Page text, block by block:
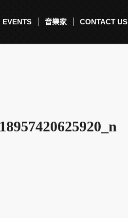
EVENTS 音樂家 CONTACT US